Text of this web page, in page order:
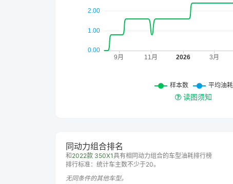
读图须知
同动力组合排名
和 2022款 350X1具有相同动力组合的车型油耗排行榜
排行标准：统计车主数不少于20。
无同条件的其他车型。